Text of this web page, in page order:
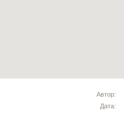
Автор:
Дата: